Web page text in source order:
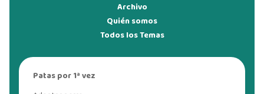
Archivo
Quién somos
Todos los Temas
Patas por 1ª vez